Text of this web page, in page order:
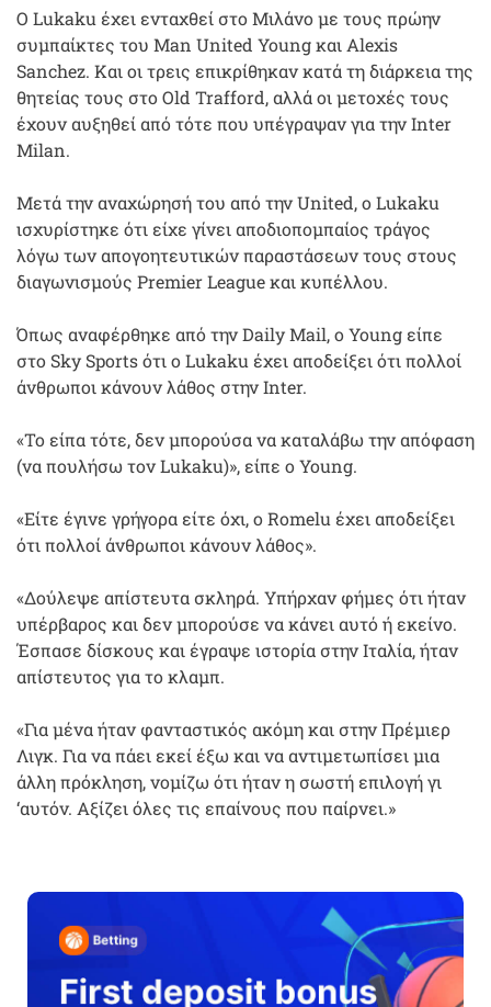
Ο Lukaku έχει ενταχθεί στο Μιλάνο με τους πρώην
συμπαίκτες του Man United Young και Alexis
Sanchez. Και οι τρεις επικρίθηκαν κατά τη διάρκεια της
θητείας τους στο Old Trafford, αλλά οι μετοχές τους
έχουν αυξηθεί από τότε που υπέγραψαν για την Inter
Milan.
Μετά την αναχώρησή του από την United, ο Lukaku
ισχυρίστηκε ότι είχε γίνει αποδιοπομπαίος τράγος
λόγω των απογοητευτικών παραστάσεων τους στους
διαγωνισμούς Premier League και κυπέλλου.
Όπως αναφέρθηκε από την Daily Mail, ο Young είπε
στο Sky Sports ότι ο Lukaku έχει αποδείξει ότι πολλοί
άνθρωποι κάνουν λάθος στην Inter.
«Το είπα τότε, δεν μπορούσα να καταλάβω την απόφαση
(να πουλήσω τον Lukaku)», είπε ο Young.
«Είτε έγινε γρήγορα είτε όχι, ο Romelu έχει αποδείξει
ότι πολλοί άνθρωποι κάνουν λάθος».
«Δούλεψε απίστευτα σκληρά. Υπήρχαν φήμες ότι ήταν
υπέρβαρος και δεν μπορούσε να κάνει αυτό ή εκείνο.
Έσπασε δίσκους και έγραψε ιστορία στην Ιταλία, ήταν
απίστευτος για το κλαμπ.
«Για μένα ήταν φανταστικός ακόμη και στην Πρέμιερ
Λιγκ. Για να πάει εκεί έξω και να αντιμετωπίσει μια
άλλη πρόκληση, νομίζω ότι ήταν η σωστή επιλογή γι
‘αυτόν. Αξίζει όλες τις επαίνους που παίρνει.»